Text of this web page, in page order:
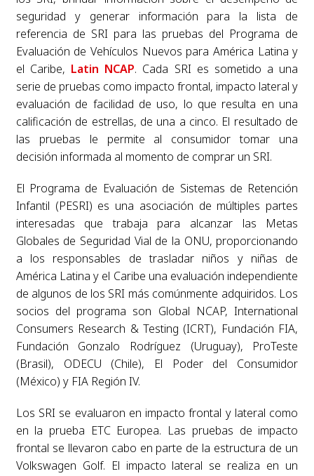
seguridad y generar información para la lista de
referencia de SRI para las pruebas del Programa de
Evaluación de Vehículos Nuevos para América Latina y
el Caribe, Latin NCAP. Cada SRI es sometido a una
serie de pruebas como impacto frontal, impacto lateral y
evaluación de facilidad de uso, lo que resulta en una
calificación de estrellas, de una a cinco. El resultado de
las pruebas le permite al consumidor tomar una
decisión informada al momento de comprar un SRI.
El Programa de Evaluación de Sistemas de Retención
Infantil (PESRI) es una asociación de múltiples partes
interesadas que trabaja para alcanzar las Metas
Globales de Seguridad Vial de la ONU, proporcionando
a los responsables de trasladar niños y niñas de
América Latina y el Caribe una evaluación independiente
de algunos de los SRI más comúnmente adquiridos. Los
socios del programa son Global NCAP, International
Consumers Research & Testing (ICRT), Fundación FIA,
Fundación Gonzalo Rodríguez (Uruguay), ProTeste
(Brasil), ODECU (Chile), El Poder del Consumidor
(México) y FIA Región IV.
Los SRI se evaluaron en impacto frontal y lateral como
en la prueba ETC Europea. Las pruebas de impacto
frontal se llevaron cabo en parte de la estructura de un
Volkswagen Golf. El impacto lateral se realiza en un